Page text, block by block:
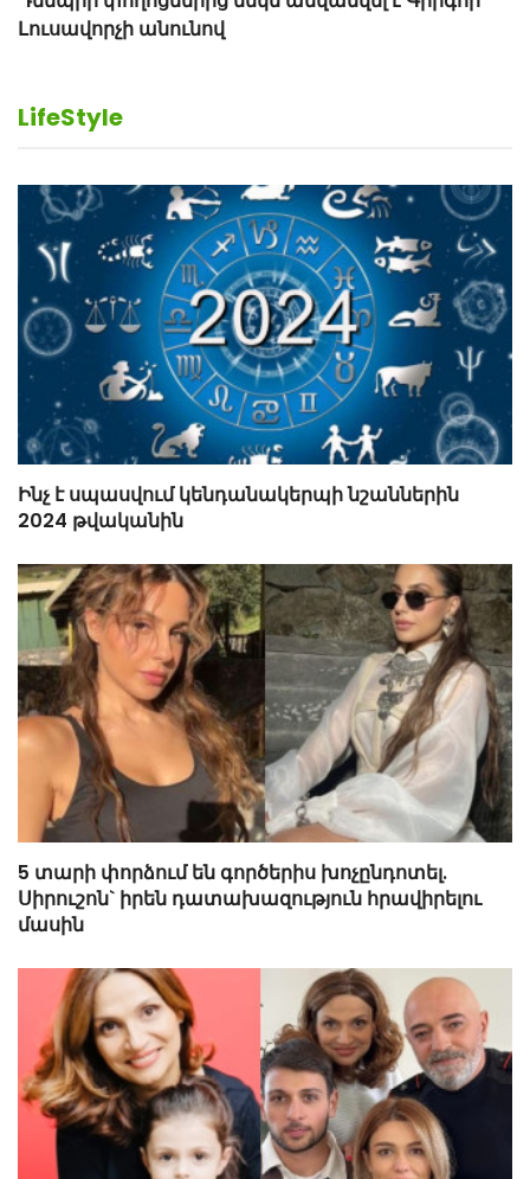
LifeStyle
Ինչ է սպասվում կենդանակերպի նշաններին
2024 թվականին
5 տարի փորձում են գործերիս խոչընդոտել.
Սիրուշոն` իրեն դատախազություն հրավիրելու
մասին